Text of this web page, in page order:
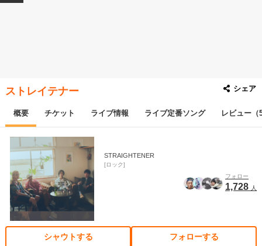
ストレイテナー シェア
概要 チケット ライブ情報 ライブ定番ソング レビュー（
STRAIGHTENER
ロック
フォロー
1,728 人
シャウトする フォローする